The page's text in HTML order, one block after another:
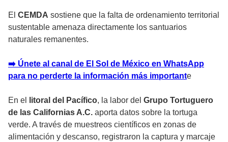
El CEMDA sostiene que la falta de ordenamiento territorial
sustentable amenaza directamente los santuarios
naturales remanentes.
➡️ Únete al canal de El Sol de México en WhatsApp
para no perderte la información más importante
En el litoral del Pacífico, la labor del Grupo Tortuguero
de las Californias A.C. aporta datos sobre la tortuga
verde. A través de muestreos científicos en zonas de
alimentación y descanso, registraron la captura y marcaje